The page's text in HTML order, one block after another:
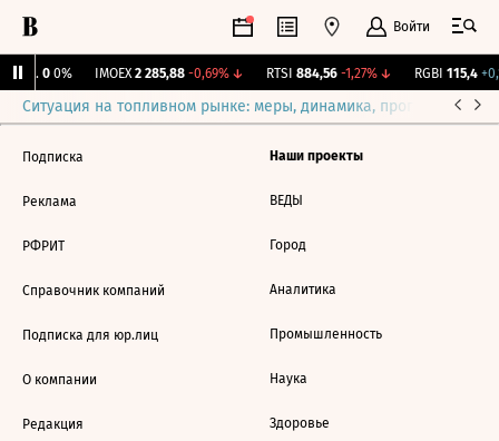
Войти
0 0% IMOEX 2 285,88 -0,69%↓ RTSI 884,56 -1,27%↓ RGBI 115,4
Ситуация на топливном рынке: меры, динамика, прогнозы
Подписка
Реклама
РФРИТ
Справочник компаний
Подписка для юр.лиц
О компании
Редакция
Наши проекты
ВЕДЫ
Город
Аналитика
Промышленность
Наука
Здоровье